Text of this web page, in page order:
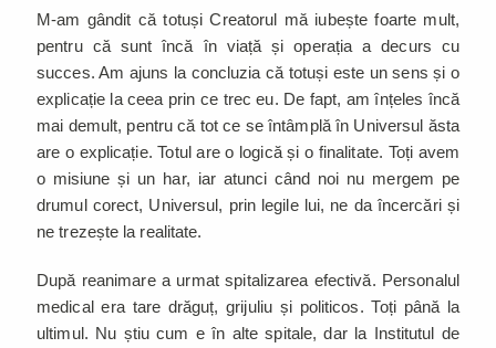
M-am gândit că totuși Creatorul mă iubește foarte mult,
pentru că sunt încă în viață și operația a decurs cu
succes. Am ajuns la concluzia că totuși este un sens și o
explicație la ceea prin ce trec eu. De fapt, am înțeles încă
mai demult, pentru că tot ce se întâmplă în Universul ăsta
are o explicație. Totul are o logică și o finalitate. Toți avem
o misiune și un har, iar atunci când noi nu mergem pe
drumul corect, Universul, prin legile lui, ne da încercări și
ne trezește la realitate.
După reanimare a urmat spitalizarea efectivă. Personalul
medical era tare drăguț, grijuliu și politicos. Toți până la
ultimul. Nu știu cum e în alte spitale, dar la Institutul de